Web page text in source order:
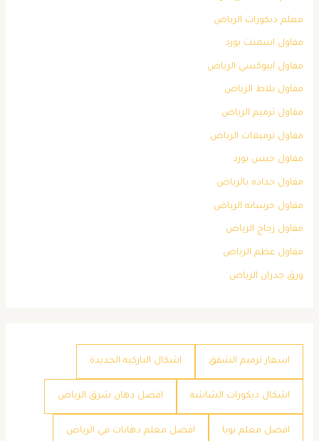
معلم ديكورات الرياض
مقاول اسمنت بورد
مقاول ايبوكسي الرياض
مقاول بلاط الرياض
مقاول ترميم الرياض
مقاول ترميمات الرياض
مقاول جبس بورد
مقاول حداده بالرياض
مقاول خرسانه الرياض
مقاول زجاج الرياض
مقاول عظم الرياض
ورق جدران الرياض
اسعار ترميم الشقق اشكال الباركيه الجديدة
اشكال ديكورات الشاشه افضل دهان شرق الرياض
افضل معلم بويا افضل معلم دهانات في الرياض